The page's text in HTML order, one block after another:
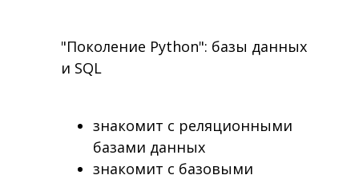
"Поколение Python": базы данных
и SQL
знакомит с реляционными
базами данных
знакомит с базовыми